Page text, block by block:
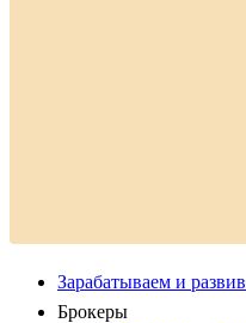
Зарабатываем и
Брокеры